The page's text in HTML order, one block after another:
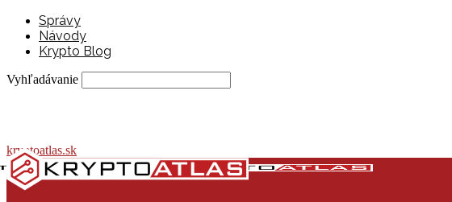
Správy
Návody
Krypto Blog
Vyhľadávanie
kryptoatlas.sk